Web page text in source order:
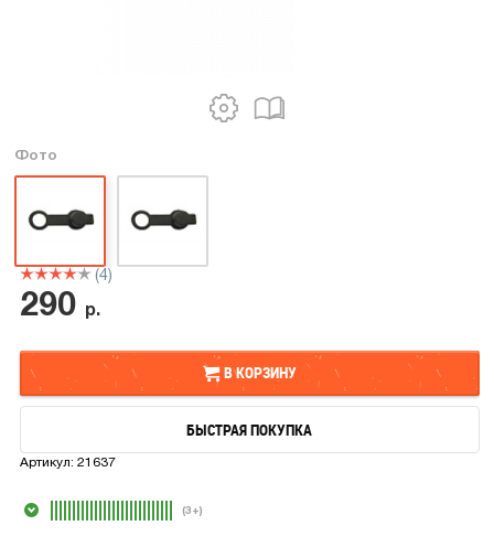
Фото
(4)
290 р.
В КОРЗИНУ
В КОРЗИНУ
БЫСТРАЯ ПОКУПКА
Артикул:21637
(3+)